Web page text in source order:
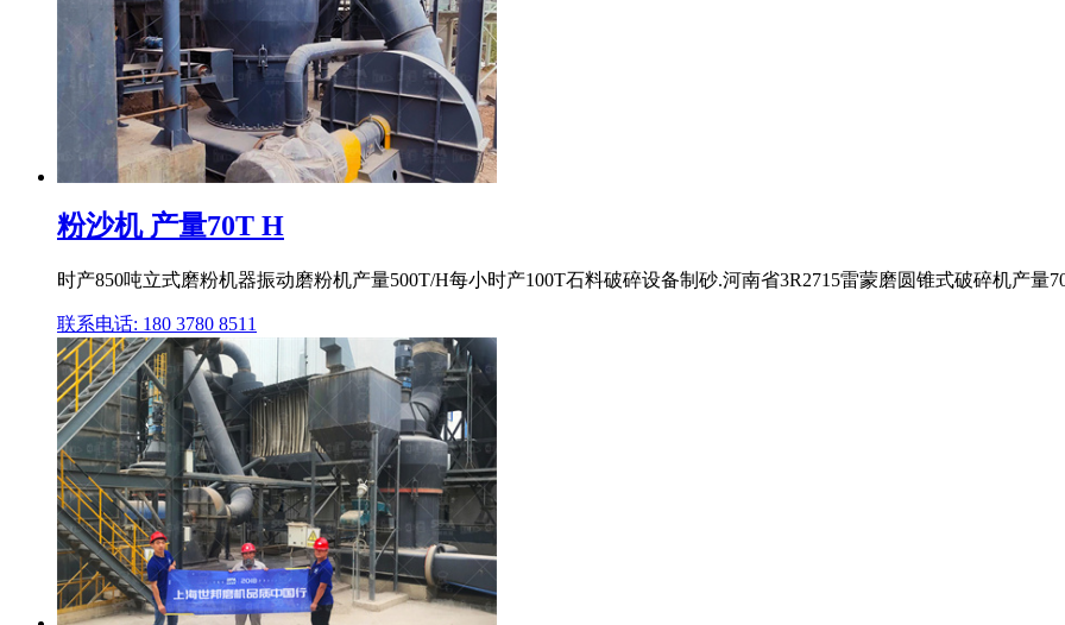
粉沙机 产量70T H
时产850吨立式磨粉机器振动磨粉机产量500T/H每小时产100T石料破碎设备制砂.河南省3R2715雷蒙磨圆锥式破碎机产量
联系电话: 180 3780 8511